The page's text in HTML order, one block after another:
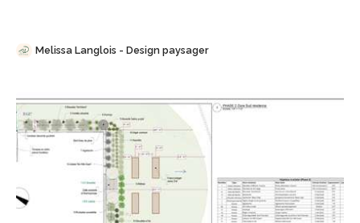
Melissa Langlois - Design paysager